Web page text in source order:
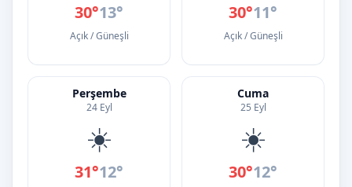
30°13°
Açık / Güneşli
30°11°
Açık / Güneşli
Perşembe
24 Eyl
☀️
31°12°
Cuma
25 Eyl
☀️
30°12°